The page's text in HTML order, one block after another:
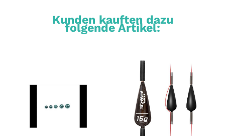
Kunden kauften dazu
folgende Artikel: